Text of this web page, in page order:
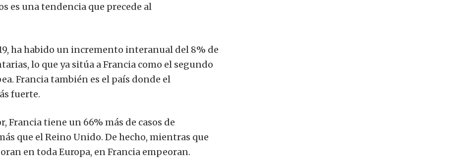
es una tendencia que precede al
ha habido un incremento interanual del 8% de
lo que ya sitúa a Francia como el segundo
Francia también es el país donde el
fuerte.
tiene un 66% más de casos de
que el Reino Unido. De hecho, mientras que
en toda Europa, en Francia empeoran.